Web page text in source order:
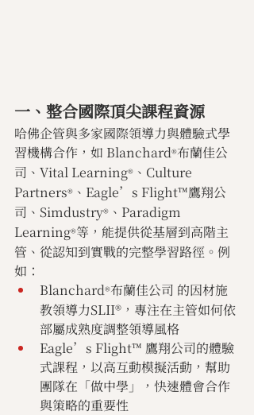
一、整合國際頂尖課程資源
哈佛企管與多家國際領導力與體驗式學
習機構合作，如 Blanchard®布蘭佳公
司、Vital Learning® 、Culture
Partners® 、Eagle’s Flight™鷹翔公
司、Simdustry® 、Paradigm
Learning®等，能提供從基層到高階主
管、從認知到實戰的完整學習路徑。例
如：
Blanchard®布蘭佳公司 的因材施
教領導力SLII®，專注在主管如何依
部屬成熟度調整領導風格
Eagle’s Flight™ 鷹翔公司的體驗
式課程，以高互動模擬活動，幫助
團隊在「做中學」，快速體會合作
與策略的重要性